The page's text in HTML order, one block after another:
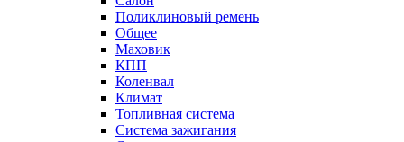
Поликлиновый ремень
Общее
Маховик
КПП
Коленвал
Климат
Топливная система
Система зажигания